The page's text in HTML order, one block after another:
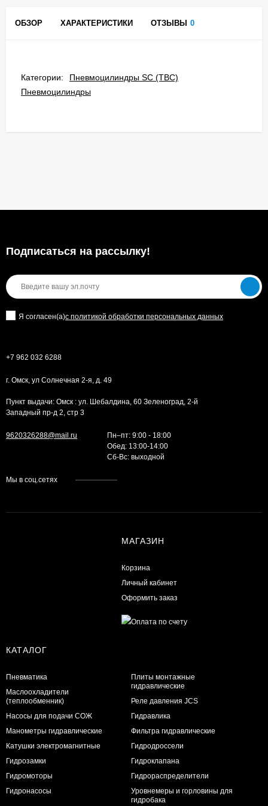
ОБЗОР ХАРАКТЕРИСТИКИ ОТЗЫВЫ 0
Категории:
Пневмоцилиндры SC (TBC)
Пневмоцилиндры
Подписаться на рассылкy!
Я согласен(a)с политикой обработки персональных данных
+7 962 032 6288
г. Омск, ул Солнечная 2-я, д. 49
Пункт выдачи: Омск : ул. Шебалдина, 60 Зеленоград, 2-й
Западный пр-д 2, стр 3
9620326288@mail.ru
Пн–пт: 9:00 - 18:00
Обед: 13:00-14:00
Cб-Вс: выходной
Мы в соц.сетях
МАГАЗИН
Корзина
Личный кабинет
Оформить заказ
КАТАЛОГ
Пневматика
Маслоохладители
(теплообменник)
Насосы для подачи СОЖ
Манометры гидравлические
Катушки электромагнитные
Гидрозамки
Гидромоторы
Гидронасосы
Плиты монтажные
гидравлические
Реле давления JCS
Гидравлика
Фильтра гидравлические
Гидродроссели
Гидроклапана
Гидрораспределители
Уровнемеры и горловины для
гидробака